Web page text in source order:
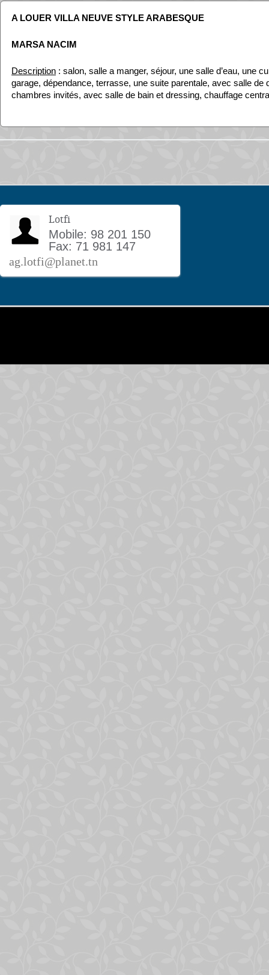
A LOUER VILLA NEUVE STYLE ARABESQUE
MARSA NACIM
Description : salon, salle a manger, séjour, une salle d’eau, une
garage, dépendance, terrasse, une suite parentale, avec salle de
chambres invités, avec salle de bain et dressing, chauffage
Lotfi
Mobile: 98 201 150
Fax: 71 981 147
ag.lotfi@planet.tn